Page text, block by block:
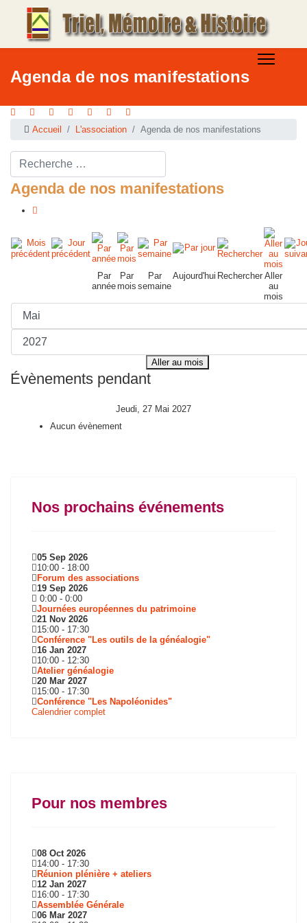
Agenda de nos manifestations
Accueil L'association Agenda de nos manifestations
Rechercher ...
Agenda de nos manifestations
Par
année
Par
mois
Par
semaine
Aujourd'hui Rechercher Aller
au
mois
Aller au mois
Évènements pendant
Jeudi, 27 Mai 2027
Aucun évènement
Nos prochains événements
05 Sep 2026
10:00 - 18:00
Forum des associations
19 Sep 2026
0:00 - 0:00
Journées européennes du patrimoine
21 Nov 2026
15:00 - 17:30
Conférence "Les outils de la généalogie"
16 Jan 2027
10:00 - 12:30
Atelier généalogie
20 Mar 2027
15:00 - 17:30
Conférence "Les Napoléonides"
Calendrier complet
Pour nos membres
08 Oct 2026
14:00 - 17:30
Réunion plénière + ateliers
12 Jan 2027
16:00 - 17:30
Assemblée Générale
06 Mar 2027